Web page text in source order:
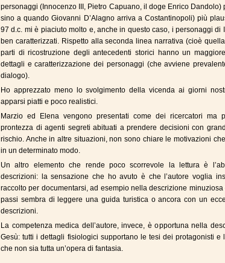
personaggi (Innocenzo III, Pietro Capuano, il doge Enrico
sino a quando Giovanni D’Alagno arriva a Costantinopoli) più
97 d.c. mi è piaciuto molto e, anche in questo caso, i personaggi di
ben caratterizzati. Rispetto alla seconda linea narrativa (cioè
parti di ricostruzione degli antecedenti storici hanno un
dettagli e caratterizzazione dei personaggi (che avviene
dialogo).
Ho apprezzato meno lo svolgimento della vicenda ai giorni
apparsi piatti e poco realistici.
Marzio ed Elena vengono presentati come dei ricercatori ma
prontezza di agenti segreti abituati a prendere decisioni con
rischio. Anche in altre situazioni, non sono chiare le motivazioni
in un determinato modo.
Un altro elemento che rende poco scorrevole la lettura è
descrizioni: la sensazione che ho avuto è che l’autore voglia
raccolto per documentarsi, ad esempio nella descrizione
passi sembra di leggere una guida turistica o ancora con un
descrizioni.
La competenza medica dell’autore, invece, è opportuna nella
Gesù: tutti i dettagli fisiologici supportano le tesi dei protagonisti
che non sia tutta un’opera di fantasia.